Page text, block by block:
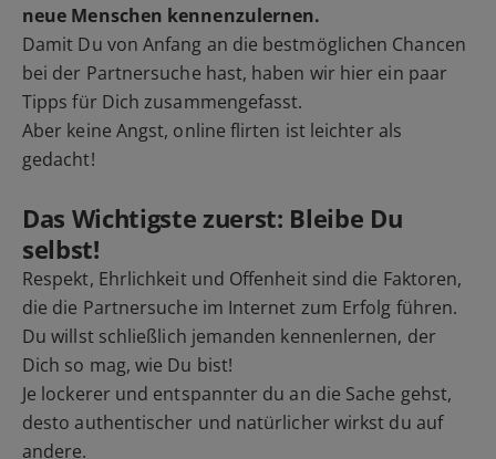
neue Menschen kennenzulernen.
Damit Du von Anfang an die bestmöglichen Chancen
bei der Partnersuche hast, haben wir hier ein paar
Tipps für Dich zusammengefasst.
Aber keine Angst, online flirten ist leichter als
gedacht!
Das Wichtigste zuerst: Bleibe Du
selbst!
Respekt, Ehrlichkeit und Offenheit sind die Faktoren,
die die Partnersuche im Internet zum Erfolg führen.
Du willst schließlich jemanden kennenlernen, der
Dich so mag, wie Du bist!
Je lockerer und entspannter du an die Sache gehst,
desto authentischer und natürlicher wirkst du auf
andere.